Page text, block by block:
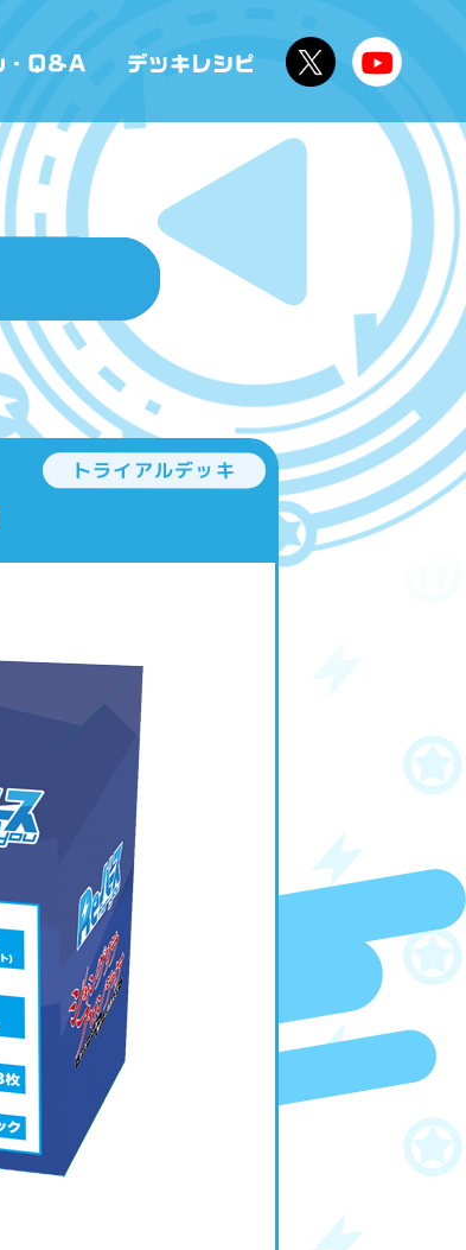
トライアルデッキ